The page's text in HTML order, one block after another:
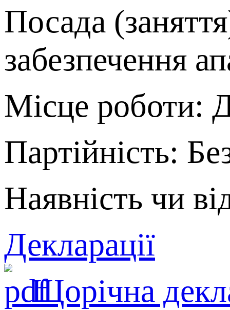
Посада
забезпечення
Місце роботи:
Партійність:
Наявність чи
Декларації
Щорічна